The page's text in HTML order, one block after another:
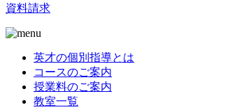
資料請求
英才の個別指導とは
コースのご案内
授業料のご案内
教室一覧